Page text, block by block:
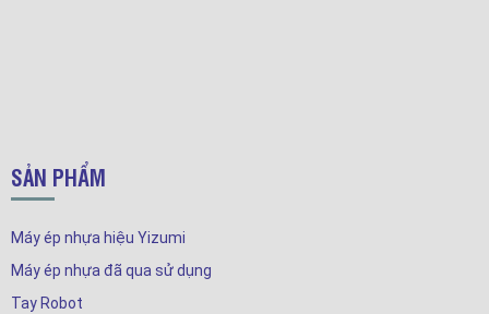
SẢN PHẨM
Máy ép nhựa hiệu Yizumi
Máy ép nhựa đã qua sử dụng
Tay Robot